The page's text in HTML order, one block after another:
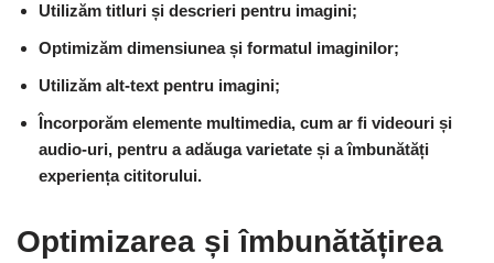
Utilizăm titluri și descrieri pentru imagini;
Optimizăm dimensiunea și formatul imaginilor;
Utilizăm alt-text pentru imagini;
Încorporăm elemente multimedia, cum ar fi videouri și
audio-uri, pentru a adăuga varietate și a îmbunătăți
experiența cititorului.
Optimizarea și îmbunătățirea